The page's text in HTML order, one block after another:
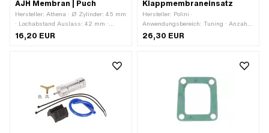
AJH Membran | Puch
Hersteller: Athena · Ø Zylinder: 45 mm
· Lochabstand Auslass: 42 mm ·
Lochbild [mm]: 44 x 44 mm / 60 x 40
16,20 EUR
Klappmembraneinsatz
Hersteller: Polini ·
Anwendungsbereich: Tuning · Anzahl
Klappen: 2 Stk. · Ø Befestigungsloch:
Befestigungspunkte: 4 Stk. · Lochbild
26,30 EUR